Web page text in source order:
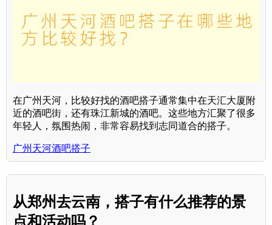
在广州天河，比较好找的酒吧搭子通常集中在天汇大厦附
近的酒吧街，还有珠江新城的酒吧。这些地方汇聚了很多
年轻人，氛围热闹，非常容易找到志同道合的搭子。
广州天河酒吧搭子
从郑州去云南，搭子有什么推荐的景
点和活动吗？